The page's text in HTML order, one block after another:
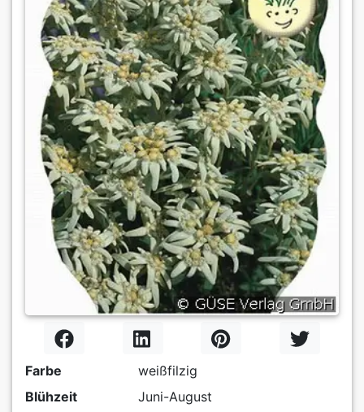
Farbe
weißfilzig
Blühzeit
Juni-August